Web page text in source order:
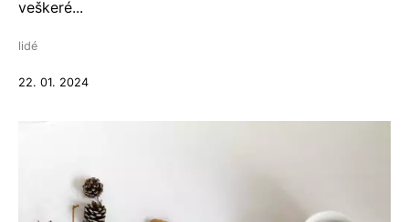
veškeré...
lidé
22. 01. 2024